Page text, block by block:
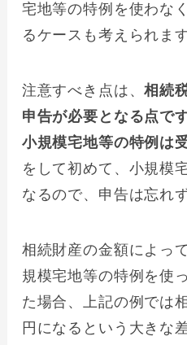
宅地等の特例を使わな
るケースも考えられます
注意すべき点は、相続
申告が必要となる点で
小規模宅地等の特例は
をして初めて、小規模
なるので、申告は忘れ
相続財産の金額によっ
規模宅地等の特例を使
た場合、上記の例では
円になるという大きな